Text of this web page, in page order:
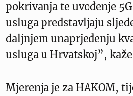
pokrivanja te uvođenje 5G
usluga predstavljaju
daljnjem unaprjeđenju
usluga u Hrvatskoj”,
Mjerenja je za HAKOM,